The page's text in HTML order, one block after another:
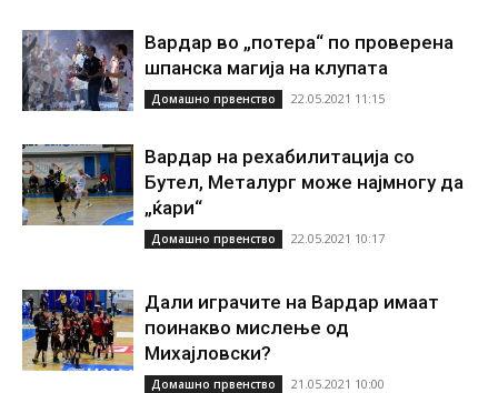
Вардар во „потера“ по проверена
шпанска магија на клупата
Домашно првенство 22.05.2021 11:15
Вардар на рехабилитација со
Бутел, Металург може најмногу да
„ќари“
Домашно првенство 22.05.2021 10:17
Дали играчите на Вардар имаат
поинакво мислење од
Михајловски?
Домашно првенство 21.05.2021 10:00